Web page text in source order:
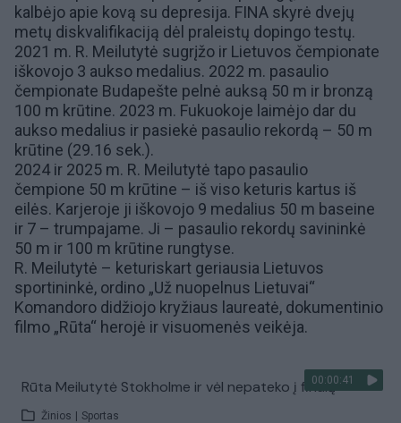
kalbėjo apie kovą su depresija. FINA skyrė dvejų
metų diskvalifikaciją dėl praleistų dopingo testų.
2021 m. R. Meilutytė sugrįžo ir Lietuvos čempionate
iškovojo 3 aukso medalius. 2022 m. pasaulio
čempionate Budapešte pelnė auksą 50 m ir bronzą
100 m krūtine. 2023 m. Fukuokoje laimėjo dar du
aukso medalius ir pasiekė pasaulio rekordą – 50 m
krūtine (29.16 sek.).
2024 ir 2025 m. R. Meilutytė tapo pasaulio
čempione 50 m krūtine – iš viso keturis kartus iš
eilės. Karjeroje ji iškovojo 9 medalius 50 m baseine
ir 7 – trumpajame. Ji – pasaulio rekordų savininkė
50 m ir 100 m krūtine rungtyse.
R. Meilutytė – keturiskart geriausia Lietuvos
sportininkė, ordino „Už nuopelnus Lietuvai“
Komandoro didžiojo kryžiaus laureatė, dokumentinio
filmo „Rūta“ herojė ir visuomenės veikėja.
00:00:41
Rūta Meilutytė Stokholme ir vėl nepateko į finalą
Žinios | Sportas